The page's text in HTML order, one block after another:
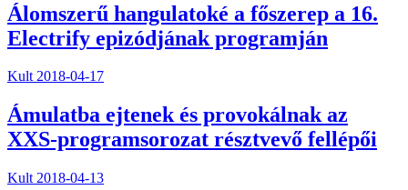
Álomszerű hangulatoké a főszerep a 16.
Electrify epizódjának programján
Kult 2018-04-17
Ámulatba ejtenek és provokálnak az
XXS-programsorozat résztvevő fellépői
Kult 2018-04-13